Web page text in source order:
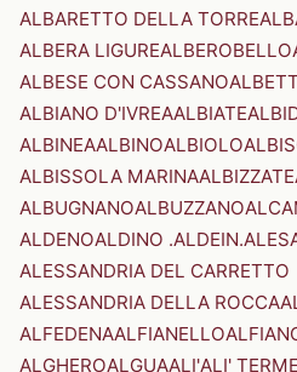
ALBARETTO DELLA TORRE
ALBERA LIGUREALBEROBELLO
ALBESE CON CASSANO
ALBIANO D'IVREAALBIATE
ALBINEAALBINOALBIOLO
ALBISSOLA MARINAALBIZZATE
ALBUGNANOALBUZZANO
ALDENOALDINO .ALDEIN.ALES
ALESSANDRIA DEL CARRETTO
ALESSANDRIA DELLA ROCCA
ALFEDENAALFIANELLO
ALGHEROALGUAALI'ALI' TERME